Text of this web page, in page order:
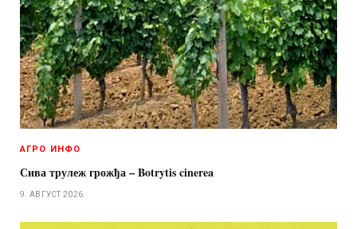
АГРО ИНФО
Сива трулеж грожђа – Botrytis cinerea
9. АВГУСТ 2026.